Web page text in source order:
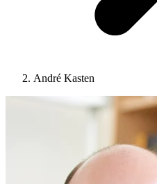
André Kasten